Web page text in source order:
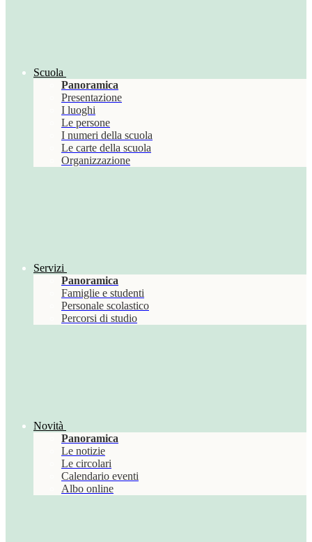
Scuola
Panoramica
Presentazione
I luoghi
Le persone
I numeri della scuola
Le carte della scuola
Organizzazione
Servizi
Panoramica
Famiglie e studenti
Personale scolastico
Percorsi di studio
Novità
Panoramica
Le notizie
Le circolari
Calendario eventi
Albo online